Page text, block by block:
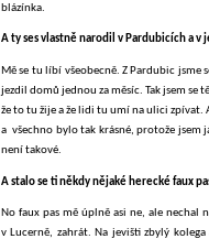
blázínka.
A ty ses vlastně narodil v Pardubicích a
Mě se tu líbí všeobecně. Z Pardubic jsme
jezdil domů jednou za měsíc. Tak jsem se
že to tu žije a že lidi tu umí na ulici zpívat.
a všechno bylo tak krásné, protože jsem
není takové.
A stalo se ti někdy nějaké herecké faux
No faux pas mě úplně asi ne, ale nechal
v Lucerně, zahrát. Na jevišti zbylý